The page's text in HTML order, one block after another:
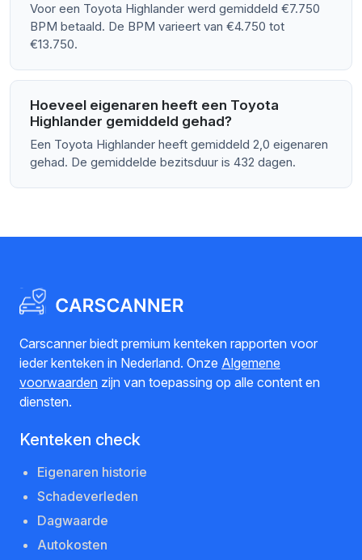
Voor een Toyota Highlander werd gemiddeld €7.750
BPM betaald. De BPM varieert van €4.750 tot
€13.750.
Hoeveel eigenaren heeft een Toyota
Highlander gemiddeld gehad?
Een Toyota Highlander heeft gemiddeld 2,0 eigenaren
gehad. De gemiddelde bezitsduur is 432 dagen.
Carscanner biedt premium kenteken rapporten voor
ieder kenteken in Nederland. Onze Algemene
voorwaarden zijn van toepassing op alle content en
diensten.
Kenteken check
Eigenaren historie
Schadeverleden
Dagwaarde
Autokosten